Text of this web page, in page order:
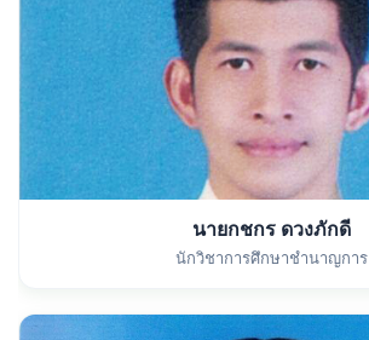
นายกชกร ดวงภักดี
นักวิชาการศึกษาชำนาญการ